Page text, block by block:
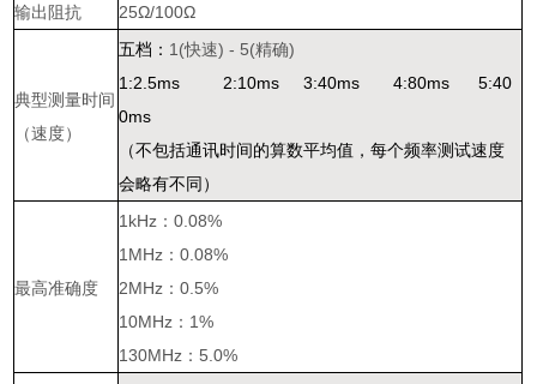
输出阻抗
25Ω/100Ω
典型测量时间
（速度）
五档： 1(快速) - 5(精确)
1:2.5ms 2:10ms 3:40ms 4:80ms 5:40
0ms
（不包括通讯时间的算数平均值，每个频率测试速度
会略有不同）
最高准确度
1kHz ：0.08%
1MHz ：0.08%
2MHz ：0.5%
10MHz ： 1%
130MHz ：5.0%